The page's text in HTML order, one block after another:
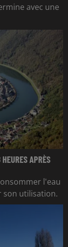
avec une
APRÈS
l'eau
son utilisation.